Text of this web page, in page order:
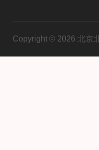
Copyright © 2026 北京